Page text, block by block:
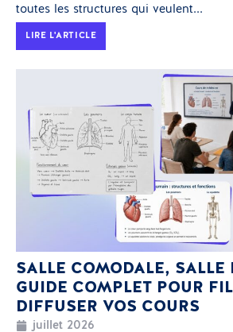
toutes les structures qui veulent...
LIRE L'ARTICLE
SALLE COMODALE, SALLE
GUIDE COMPLET POUR
DIFFUSER VOS COURS
juillet 2026